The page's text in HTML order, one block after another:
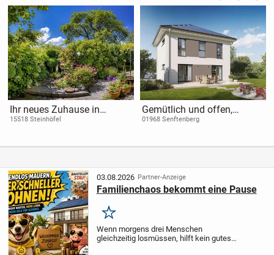
Ihr neues Zuhause in
Steinhöfel - modernes
Grundstück
15518 Steinhöfel
Gemütlich und offen,
einfach zum genießen
01968 Senftenberg
03.08.2026 Partner-Anzeige
Familienchaos bekommt eine Pause
Merken
Wenn morgens drei Menschen
gleichzeitig losmüssen, hilft kein gutes